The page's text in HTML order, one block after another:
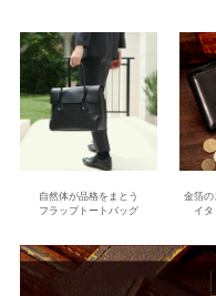
自然体が品格をまとう
フラップトートバッグ
金箔の
イ